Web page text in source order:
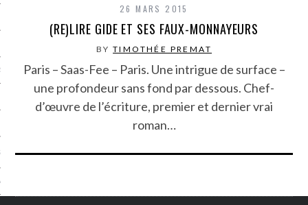
26 MARS 2015
(RE)LIRE GIDE ET SES FAUX-MONNAYEURS
BYTIMOTHÉE PREMAT
Paris – Saas-Fee – Paris. Une intrigue de surface –
une profondeur sans fond par dessous. Chef-
d’œuvre de l’écriture, premier et dernier vrai
roman…